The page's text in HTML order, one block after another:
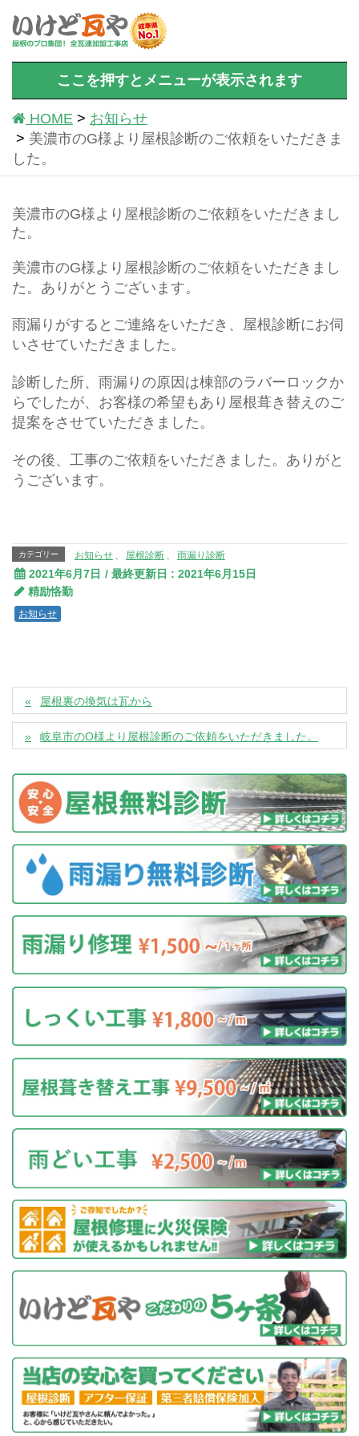
ここを押すとメニューが表示されます
HOME
お知らせ
美濃市のG様より屋根診断のご依頼をいただきま
した。
美濃市のG様より屋根診断のご依頼をいただきまし
た。
美濃市のG様より屋根診断のご依頼をいただきまし
た。ありがとうございます。
雨漏りがするとご連絡をいただき、屋根診断にお伺
いさせていただきました。
診断した所、雨漏りの原因は棟部のラバーロックか
らでしたが、お客様の希望もあり屋根葺き替えのご
提案をさせていただきました。
その後、工事のご依頼をいただきました。ありがと
うございます。
カテゴリー お知らせ 、 屋根診断 、 雨漏り診断
2021年6月7日 / 最終更新日 : 2021年6月15日
精励恪勤
お知らせ
屋根裏の換気は瓦から
岐阜市のO様より屋根診断のご依頼をいただきました。